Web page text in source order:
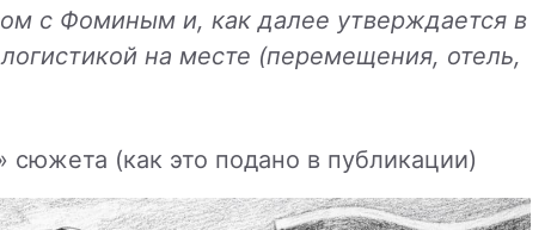
с Фоминым и, как далее утверждается в
на месте (перемещения, отель,
сюжета (как это подано в публикации)